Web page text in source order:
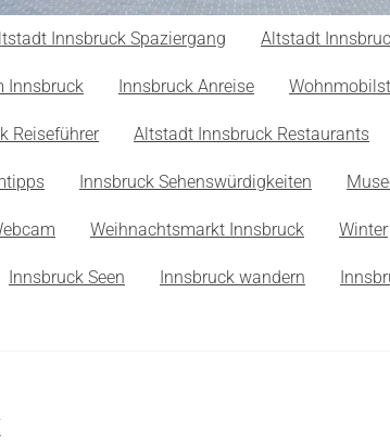
Innsbruck Spaziergang Altstadt
Innsbruck Innsbruck Anreise
Reiseführer Altstadt Innsbruck Restaurants
Innsbruck Sehenswürdigkeiten
Weihnachtsmarkt Innsbruck Winter
Innsbruck Seen Innsbruck wandern